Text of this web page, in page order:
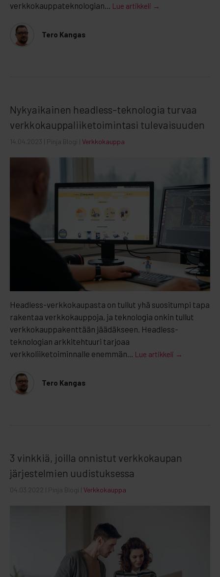
verkkokauppateknologian...
Lue artikkeli →
Tero Kangas
Nykyaikainen headless-teknologia turvaa
verkkokauppaliiketoimintasi tulevaisuuden
14.04.2023 | Pinja Blogi | Verkkokauppa
Headless-verkkokaupasta on tullut yhä suositumpi tapa
rakentaa verkkokauppoja, ja teknologia onkin tullut
verkkokauppakenttään jäädäkseen. Headless-
teknologian arkkitehtuuri tarjoaa
verkkoliiketoiminnalle enemmän...
Lue artikkeli →
Tero Kangas
3 vinkkiä, joilla onnistut verkkokaupan
järjestelmien uudistuksessa
04.03.2022 | Pinja Blogi | Verkkokauppa